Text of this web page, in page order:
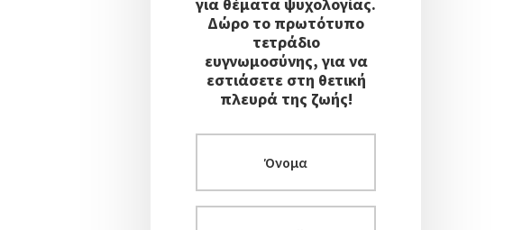
Δώρο το πρωτότυπο
τετράδιο
ευγνωμοσύνης, για να
εστιάσετε στη θετική
πλευρά της ζωής!